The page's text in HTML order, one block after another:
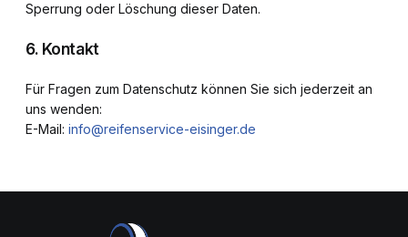
Sperrung oder Löschung dieser Daten.
6. Kontakt
Für Fragen zum Datenschutz können Sie sich jederzeit an
uns wenden:
E-Mail: info@reifenservice-eisinger.de